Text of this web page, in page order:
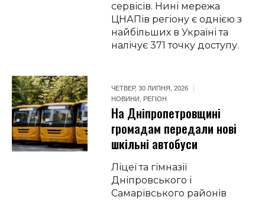
сервісів. Нині мережа
ЦНАПів регіону є однією з
найбільших в Україні та
налічує 371 точку доступу.
ЧЕТВЕР, 30 ЛИПНЯ, 2026
НОВИНИ
РЕГІОН
На Дніпропетровщині
громадам передали нові
шкільні автобуси
Ліцеї та гімназії
Дніпровського і
Самарівського районів